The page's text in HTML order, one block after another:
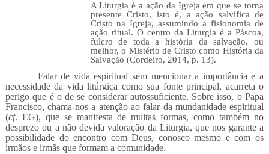
A Liturgia é a ação da Igreja em que se torna
presente Cristo, isto é, a ação salvífica de
Cristo na Igreja, assumindo a fisionomia de
ação ritual. O centro da Liturgia é a Páscoa,
fulcro de toda a história da salvação, ou
melhor, o Mistério de Cristo como História da
Salvação (Cordeiro, 2014, p. 13).
Falar de vida espiritual sem mencionar a importância e a
necessidade da vida litúrgica como sua fonte principal, acarreta o
perigo que é o de se considerar autossuficiente. Sobre isso, o Papa
Francisco, chama-nos a atenção ao falar da mundanidade espiritual
(cf. EG), que se manifesta de muitas formas, como também no
desprezo ou a não devida valoração da Liturgia, que nos garante a
possibilidade do encontro com Deus, conosco mesmo e com os
irmãos e irmãs que formam a comunidade.